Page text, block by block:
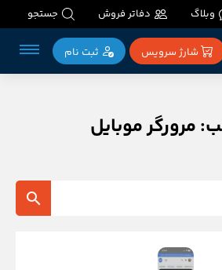
وبلاگ دفاتر فروش جستجو
شارژ سرویس ثبت‌ نام
مرورگر موبایل